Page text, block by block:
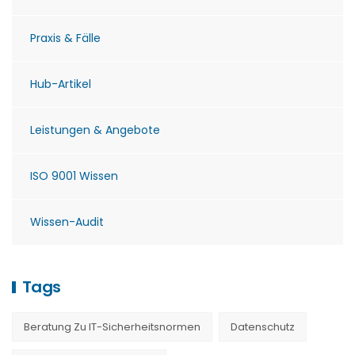
Praxis & Fälle
Hub-Artikel
Leistungen & Angebote
ISO 9001 Wissen
Wissen-Audit
Tags
Beratung Zu IT-Sicherheitsnormen Datenschutz